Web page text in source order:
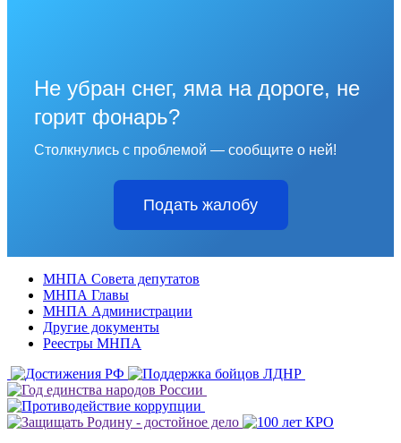
Не убран снег, яма на дороге, не
горит фонарь?
Столкнулись с проблемой — сообщите о ней!
Подать жалобу
МНПА Совета депутатов
МНПА Главы
МНПА Администрации
Другие документы
Реестры МНПА